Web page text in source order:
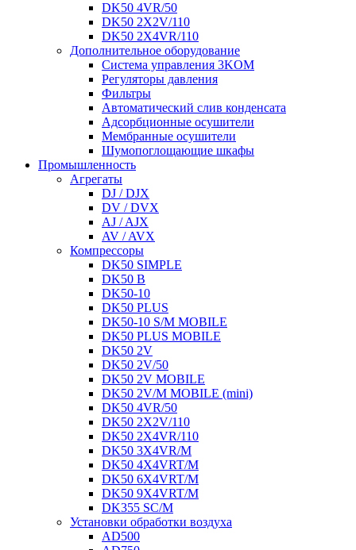
DK50 4VR/50
DK50 2X2V/110
DK50 2X4VR/110
Дополнительное оборудование
Система управления 3KOM
Регуляторы давления
Фильтры
Автоматический слив конденсата
Адсорбционные осушители
Мембранные осушители
Шумопоглощающие шкафы
Промышленность
Агрегаты
DJ / DJX
DV / DVX
AJ / AJX
AV / AVX
Компрессоры
DK50 SIMPLE
DK50 B
DK50-10
DK50 PLUS
DK50-10 S/M MOBILE
DK50 PLUS MOBILE
DK50 2V
DK50 2V/50
DK50 2V MOBILE
DK50 2V/M MOBILE (mini)
DK50 4VR/50
DK50 2X2V/110
DK50 2X4VR/110
DK50 3X4VR/M
DK50 4X4VRT/M
DK50 6X4VRT/M
DK50 9X4VRT/M
DK355 SC/M
Установки обработки воздуха
AD500